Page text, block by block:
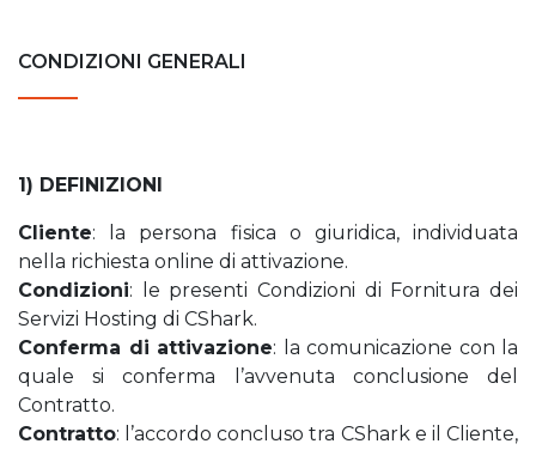
CONDIZIONI GENERALI
1) DEFINIZIONI
Cliente: la persona fisica o giuridica, individuata
nella richiesta online di attivazione.
Condizioni: le presenti Condizioni di Fornitura dei
Servizi Hosting di CShark.
Conferma di attivazione: la comunicazione con la
quale si conferma l’avvenuta conclusione del
Contratto.
Contratto: l’accordo concluso tra CShark e il Cliente,